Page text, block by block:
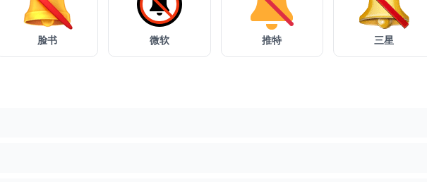
脸书 微软 推特 三星